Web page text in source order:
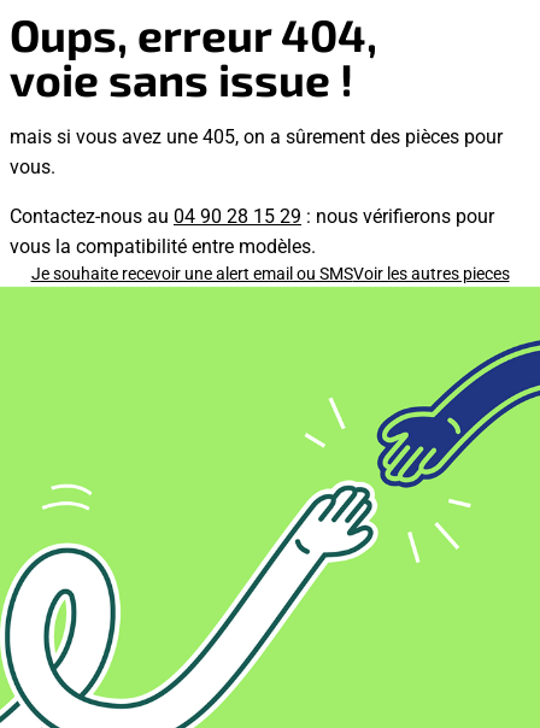
Oups, erreur 404,
voie sans issue !
mais si vous avez une 405, on a sûrement des pièces pour
vous.
Contactez-nous au 04 90 28 15 29 : nous vérifierons pour
vous la compatibilité entre modèles.
Je souhaite recevoir une alert email ou SMSVoir les autres pieces